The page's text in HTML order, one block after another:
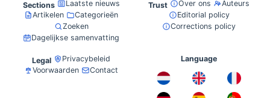
Sections
Laatste nieuws
Artikelen
Categorieën
Zoeken
Dagelijkse samenvatting
Trust Over ons
Auteurs
Editorial policy
Corrections policy
Legal
Privacybeleid
Voorwaarden
Contact
Language